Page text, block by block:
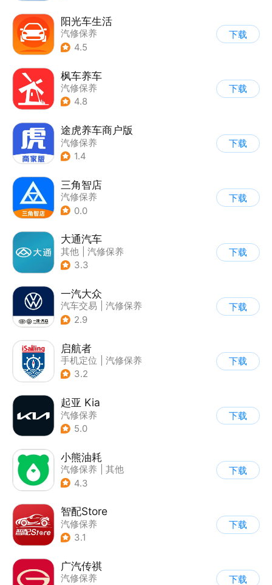
阳光车生活
汽修保养
4.5
下载
枫车养车
汽修保养
4.8
下载
途虎养车商户版
汽修保养
1.4
下载
三角智店
汽修保养
0.0
下载
大通汽车
其他
汽修保养
3.3
下载
一汽大众
汽车交易
汽修保养
2.9
下载
启航者
手机定位
汽修保养
3.2
下载
起亚 Kia
汽修保养
5.0
下载
小熊油耗
汽修保养
其他
4.3
下载
智配Store
汽修保养
3.1
下载
广汽传祺
汽修保养
下载